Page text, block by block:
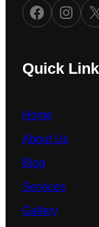
Facebook Instagram X
Quick
Home
About Us
Blog
Services
Gallery